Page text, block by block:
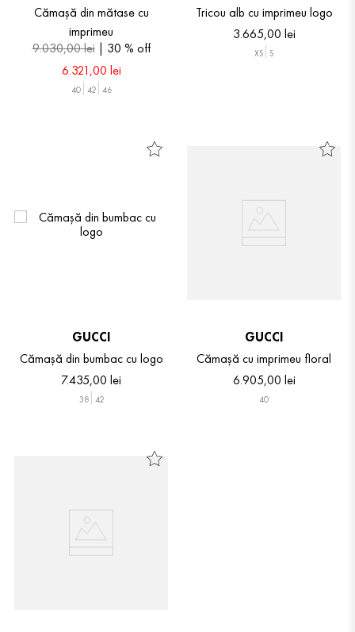
Cămașă din mătase cu
imprimeu
9.030,00lei 30 % off
6.321,00 lei
40 42 46
Tricou alb cu imprimeu logo
3.665,00 lei
XS S
GUCCI
Cămașă din bumbac cu logo
7.435,00 lei
38 42
GUCCI
Cămașă cu imprimeu floral
6.905,00 lei
40